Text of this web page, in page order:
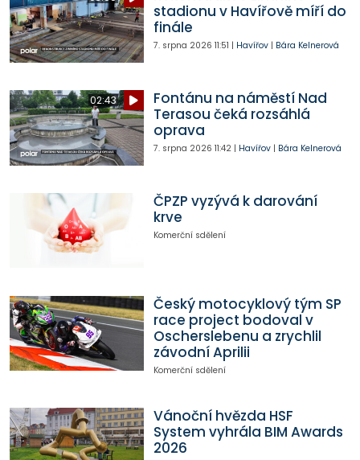
stadionu v Havířově míří do
finále
7. srpna 2026 11:51 | Havířov| Bára Kelnerová
02:43
Fontánu na náměstí Nad
Terasou čeká rozsáhlá
oprava
7. srpna 2026 11:42| Havířov| Bára Kelnerová
ČPZP vyzývá k darování
krve
Komerční sdělení
Český motocyklový tým SP
race project bodoval v
Oscherslebenu a zrychlil
závodní Aprilii
Komerční sdělení
Vánoční hvězda HSF
System vyhrála BIM Awards
2026